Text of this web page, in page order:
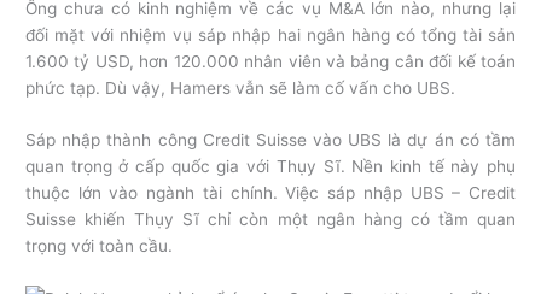
Ông chưa có kinh nghiệm về các vụ M&A lớn nào, nhưng lại
đối mặt với nhiệm vụ sáp nhập hai ngân hàng có tổng tài sản
1.600 tỷ USD, hơn 120.000 nhân viên và bảng cân đối kế toán
phức tạp. Dù vậy, Hamers vẫn sẽ làm cố vấn cho UBS.
Sáp nhập thành công Credit Suisse vào UBS là dự án có tầm
quan trọng ở cấp quốc gia với Thụy Sĩ. Nền kinh tế này phụ
thuộc lớn vào ngành tài chính. Việc sáp nhập UBS – Credit
Suisse khiến Thụy Sĩ chỉ còn một ngân hàng có tầm quan
trọng với toàn cầu.